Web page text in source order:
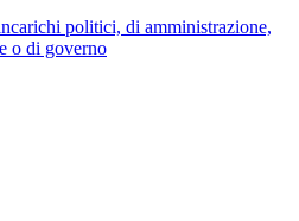
politici, di amministrazione,
o di governo